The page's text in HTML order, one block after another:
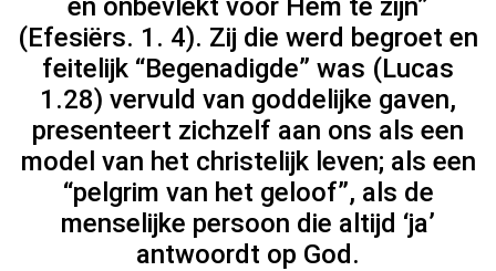
en onbevlekt voor Hem te zijn”
(Efesiërs. 1. 4). Zij die werd begroet en
feitelijk “Begenadigde” was (Lucas
1.28) vervuld van goddelijke gaven,
presenteert zichzelf aan ons als een
model van het christelijk leven; als een
“pelgrim van het geloof”, als de
menselijke persoon die altijd ‘ja’
antwoordt op God.